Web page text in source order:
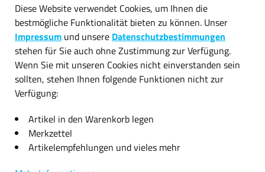
Diese Website verwendet Cookies, um Ihnen die
bestmögliche Funktionalität bieten zu können. Unser
Impressum und unsere Datenschutzbestimmungen
stehen für Sie auch ohne Zustimmung zur Verfügung.
Wenn Sie mit unseren Cookies nicht einverstanden sein
sollten, stehen Ihnen folgende Funktionen nicht zur
Verfügung:
Artikel in den Warenkorb legen
Merkzettel
Artikelempfehlungen und vieles mehr